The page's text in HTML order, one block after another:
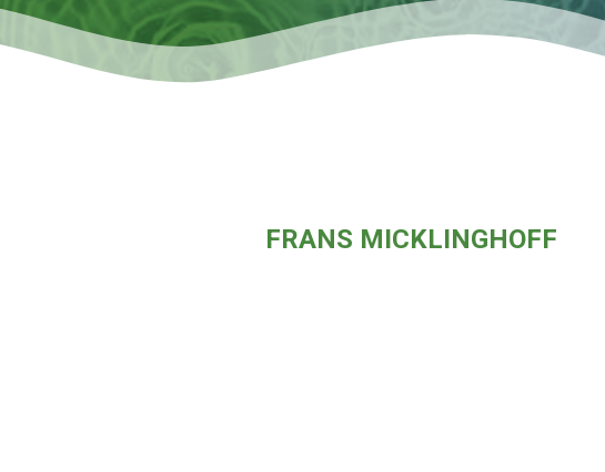
FRANS MICKLINGHOFF